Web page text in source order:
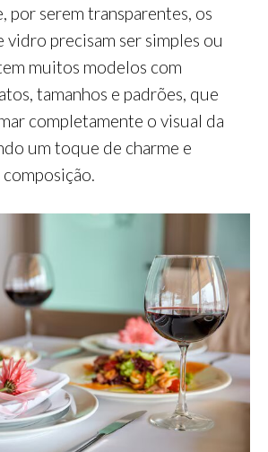
por serem transparentes, os
vidro precisam ser simples ou
muitos modelos com
tamanhos e padrões, que
completamente o visual da
um toque de charme e